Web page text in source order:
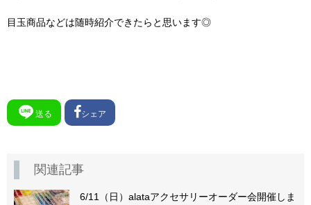
目玉商品などは随時紹介できたらと思います◎
送る シェア
関連記事
6/11（日）alataアクセサリーオーダー会開催しま